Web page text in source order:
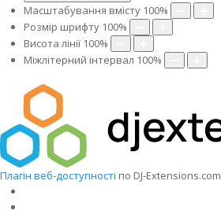
Масштабування вмісту 100%
Розмір шрифту 100%
Висота лінії 100%
Міжлітерний інтервал 100%
Плагін веб-доступності по DJ-Extensions.com